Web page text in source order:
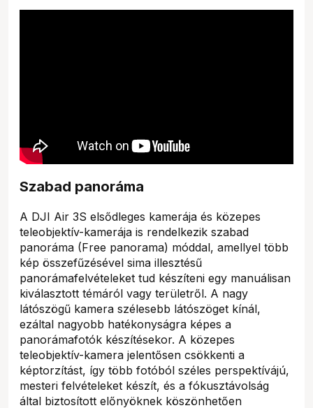
Szabad panoráma
A DJI Air 3S elsődleges kamerája és közepes
teleobjektív-kamerája is rendelkezik szabad
panoráma (Free panorama) móddal, amellyel több
kép összefűzésével sima illesztésű
panorámafelvételeket tud készíteni egy manuálisan
kiválasztott témáról vagy területről. A nagy
látószögű kamera szélesebb látószöget kínál,
ezáltal nagyobb hatékonyságra képes a
panorámafotók készítésekor. A közepes
teleobjektív-kamera jelentősen csökkenti a
képtorzítást, így több fotóból széles perspektívájú,
mesteri felvételeket készít, és a fókusztávolság
által biztosított előnyöknek köszönhetően